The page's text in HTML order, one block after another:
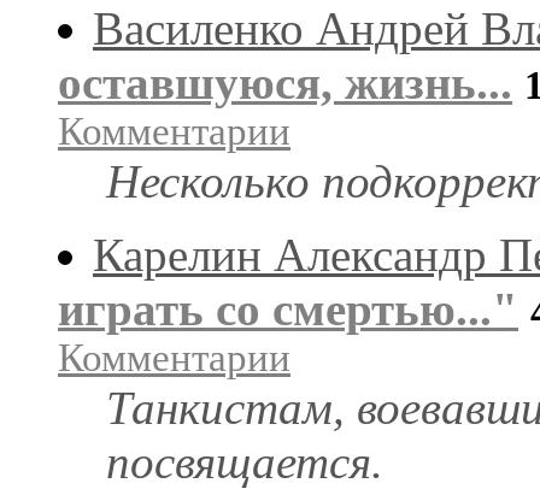
Василенко Андрей
оставшуюся, жизнь...
Комментарии
Несколько
Карелин Александр
играть со смертью..."
Комментарии
Танкистам,
посвящается.